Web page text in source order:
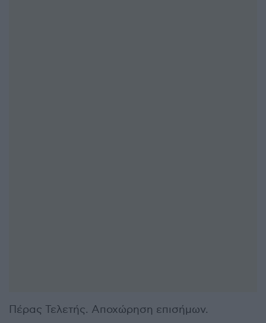
Πέρας Τελετής. Αποχώρηση επισήμων.